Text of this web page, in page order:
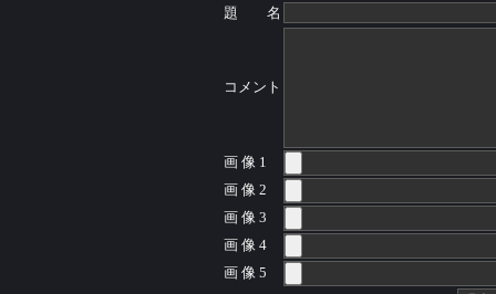
題 名
コメント
画 像 1
画 像 2
画 像 3
画 像 4
画 像 5